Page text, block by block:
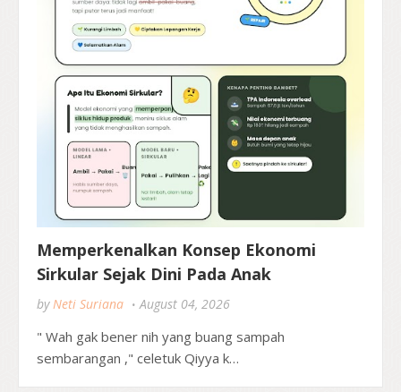
Memperkenalkan Konsep Ekonomi
Sirkular Sejak Dini Pada Anak
by Neti Suriana August 04, 2026
" Wah gak bener nih yang buang sampah
sembarangan ," celetuk Qiyya k…